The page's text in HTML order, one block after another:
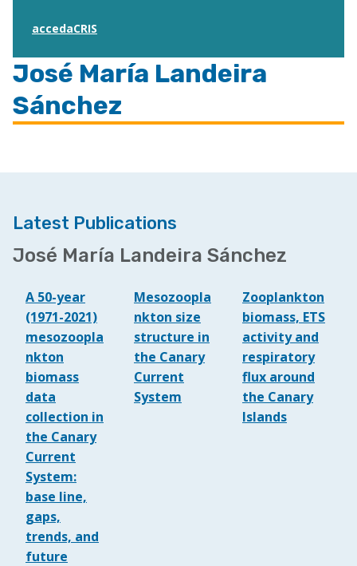
accedaCRIS
José María Landeira
Sánchez
Latest Publications
José María Landeira Sánchez
A 50-year
(1971-2021)
mesozoopla
nkton
biomass
data
collection in
the Canary
Current
System:
base line,
gaps,
trends, and
future
Mesozoopla
nkton size
structure in
the Canary
Current
System
Zooplankton
biomass, ETS
activity and
respiratory
flux around
the Canary
Islands